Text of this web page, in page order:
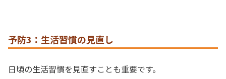
予防3：生活習慣の見直し
日頃の生活習慣を見直すことも重要です。